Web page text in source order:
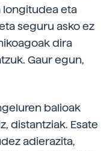
longitudea eta
seguru asko ez
dira
Gaur egun,
balioak
distantziak. Esate
adierazita,